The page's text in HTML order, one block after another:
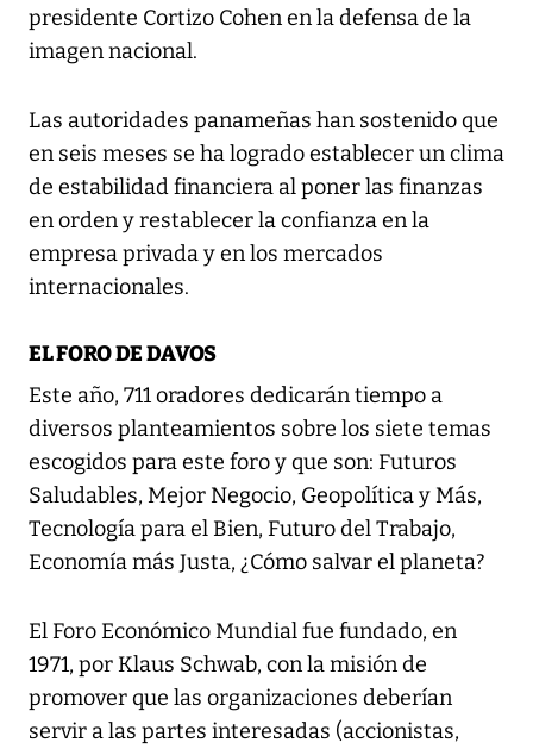
presidente Cortizo Cohen en la defensa de la
imagen nacional.
Las autoridades panameñas han sostenido que
en seis meses se ha logrado establecer un clima
de estabilidad financiera al poner las finanzas
en orden y restablecer la confianza en la
empresa privada y en los mercados
internacionales.
EL FORO DE DAVOS
Este año, 711 oradores dedicarán tiempo a
diversos planteamientos sobre los siete temas
escogidos para este foro y que son: Futuros
Saludables, Mejor Negocio, Geopolítica y Más,
Tecnología para el Bien, Futuro del Trabajo,
Economía más Justa, ¿Cómo salvar el planeta?
El Foro Económico Mundial fue fundado, en
1971, por Klaus Schwab, con la misión de
promover que las organizaciones deberían
servir a las partes interesadas (accionistas,